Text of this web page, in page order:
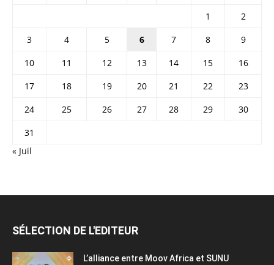
1
2
3
4 5 6 7 8
9
10
11 12 13 14 15
16
17
18 19 20 21 22
23
24
25 26 27 28 29
30
31
« Juil
SÉLECTION DE L'EDITEUR
L’alliance entre Moov Africa et SUNU